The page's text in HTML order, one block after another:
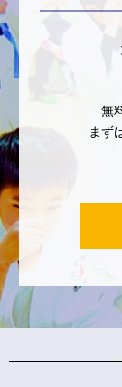
無
まず